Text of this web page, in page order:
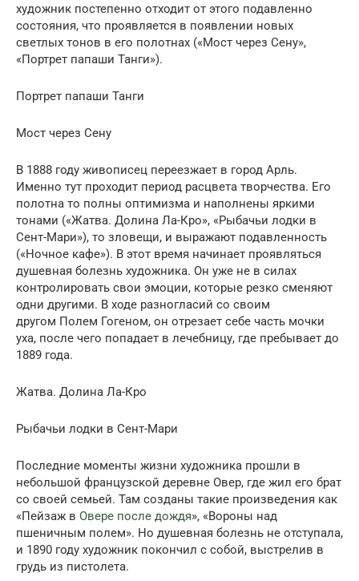
художник постепенно отходит от этого подавленно
состояния, что проявляется в появлении новых
светлых тонов в его полотнах («Мост через Сену»,
«Портрет папаши Танги»).
Портрет папаши Танги
Мост через Сену
В 1888 году живописец переезжает в город Арль.
Именно тут проходит период расцвета творчества. Его
полотна то полны оптимизма и наполнены яркими
тонами («Жатва. Долина Ла-Кро», «Рыбачьи лодки в
Сент-Мари»), то зловещи, и выражают подавленность
(«Ночное кафе»). В этот время начинает проявляться
душевная болезнь художника. Он уже не в силах
контролировать свои эмоции, которые резко сменяют
одни другими. В ходе разногласий со своим
другом Полем Гогеном, он отрезает себе часть мочки
уха, после чего попадает в лечебницу, где пребывает до
1889 года.
Жатва. Долина Ла-Кро
Рыбачьи лодки в Сент-Мари
Последние моменты жизни художника прошли в
небольшой французской деревне Овер, где жил его брат
со своей семьей. Там созданы такие произведения как
«Пейзаж в Овере после дождя», «Вороны над
пшеничным полем». Но душевная болезнь не отступала,
и 1890 году художник покончил с собой, выстрелив в
грудь из пистолета.